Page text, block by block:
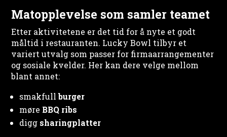
Matopplevelse som samler teamet
Etter aktivitetene er det tid for å nyte et godt
måltid i restauranten. Lucky Bowl tilbyr et
variert utvalg som passer for firmaarrangementer
og sosiale kvelder. Her kan dere velge mellom
blant annet:
smakfullburger
møre BBQ ribs
diggsharingplatter